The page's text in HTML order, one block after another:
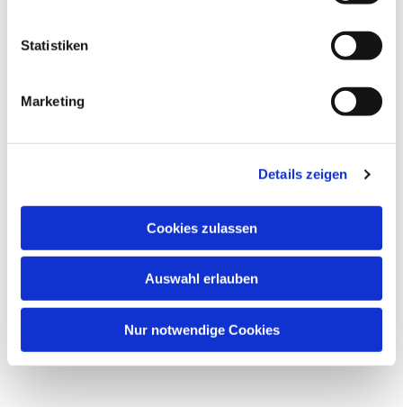
Statistiken
Marketing
Details zeigen
Cookies zulassen
Auswahl erlauben
Nur notwendige Cookies